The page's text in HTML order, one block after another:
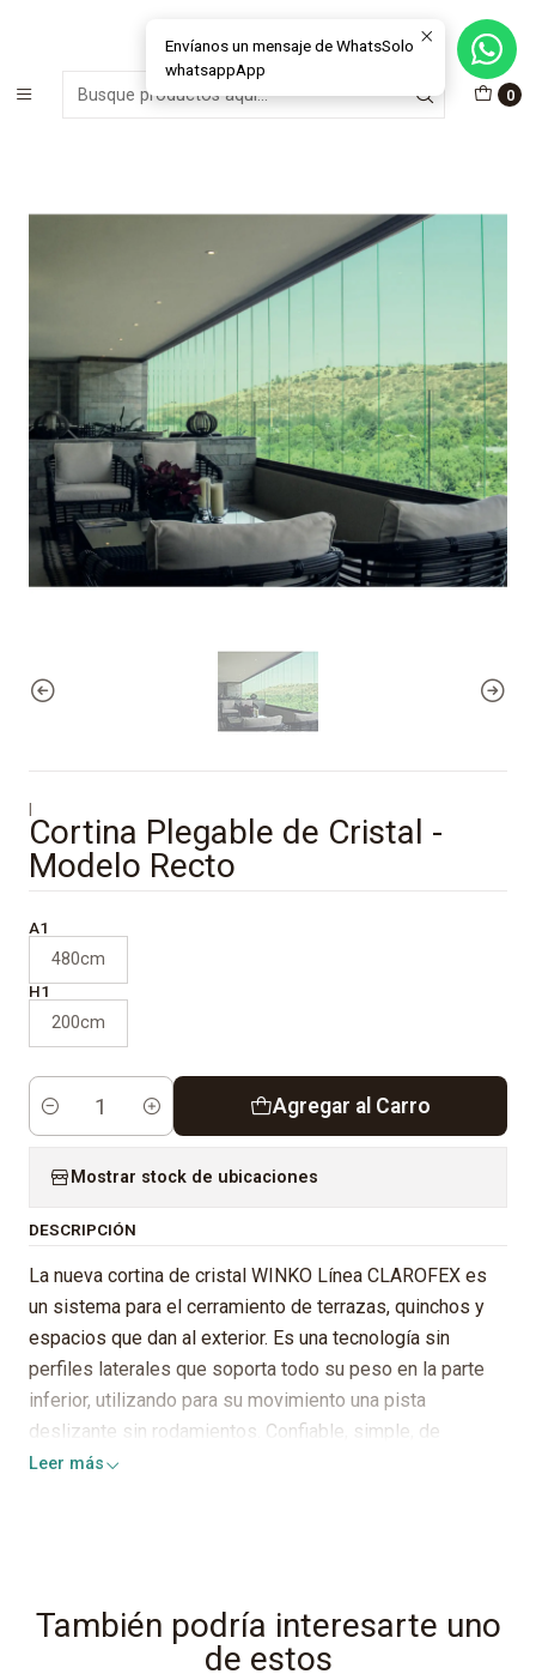
0
MÁS DE 15 AÑOS FABRICANDO E INSTALANDO SOLUCIONES DE
CRISTAL Y VENTANAS
Inicio Cristales
Cortina Plegable de Cristal - Modelo Recto
|
Cortina Plegable de Cristal -
Modelo Recto
A1
480cm
H1
200cm
Cantidad
Agregar al Carro
Mostrar stock de ubicaciones
DESCRIPCIÓN
La nueva cortina de cristal WINKO Línea CLAROFEX es
un sistema para el cerramiento de terrazas, quinchos y
espacios que dan al exterior. Es una tecnología sin
perfiles laterales que soporta todo su peso en la parte
inferior, utilizando para su movimiento una pista
deslizante sin rodamientos. Confiable, simple, de
instalación rápida y con una mínima mantención. Además
especializada en fabricar cierres de cristal sin perfiles
verticales y que exporta a cerca de 40 países.
Leer más
También podría interesarte uno
de estos
Envíanos un mensaje de WhatsSolo
whatsappApp